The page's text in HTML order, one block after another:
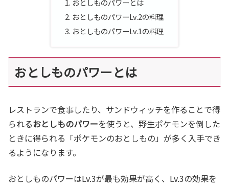
おとしものパワーとは
おとしものパワーLv.2の料理
おとしものパワーLv.1の料理
おとしものパワーとは
レストランで食事したり、サンドウィッチを作ることで得
られるおとしものパワーを使うと、野生ポケモンを倒した
ときに得られる「ポケモンのおとしもの」が多く入手でき
るようになります。
おとしものパワーはLv.3が最も効果が高く、Lv.3の効果を